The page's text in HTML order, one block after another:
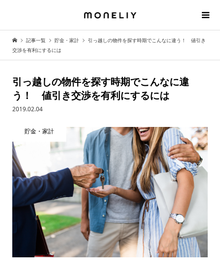
記事一覧 貯金・家計
引っ越しの物件を探す時期でこんなに違う！ 値引き
交渉を有利にするには
引っ越しの物件を探す時期でこんなに違
う！ 値引き交渉を有利にするには
2019.02.04
貯金・家計